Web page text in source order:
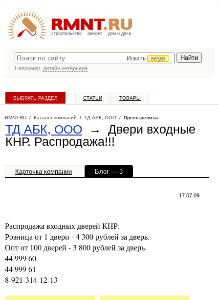
строительство ремонт дом и дача
Искать
везде
Например, дизайн интерьера
ВЫБРАТЬ РАЗДЕЛ СТАТЬИ ТОВАРЫ
RMNT.RU / Каталог компаний / ТД АБК, ООО / Пресс-релизы
ТД АБК, ООО → Двери входные
КНР. Распродажа!!!
Карточка компании
Блог — 3
17.07.09
Распродажа входных дверей КНР.
Розница от 1 двери - 4 300 рублей за дверь.
Опт от 100 дверей - 3 800 рублей за дверь.
44 999 60
44 999 61
8-921-314-12-13